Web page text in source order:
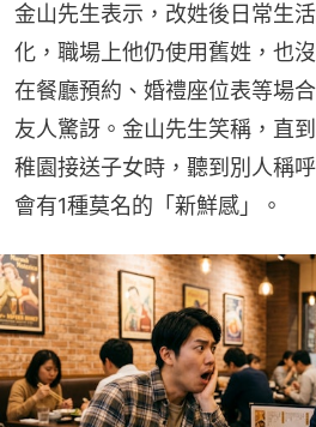
金山先生表示，改姓後日常生
化，職場上他仍使用舊姓，也
在餐廳預約、婚禮座位表等場
友人驚訝。金山先生笑稱，直
稚園接送子女時，聽到別人稱
會有1種莫名的「新鮮感」。